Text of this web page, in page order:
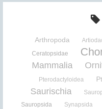
Arthropoda
Ceratopsidae
Mammalia
Pterodactyloidea
Saurischia
Sauropsida Synapsida